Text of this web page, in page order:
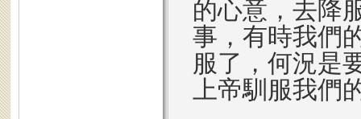
的心意，去降
事，有時我們
服了，何況是
上帝馴服我們